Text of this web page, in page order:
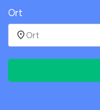
Ort
place